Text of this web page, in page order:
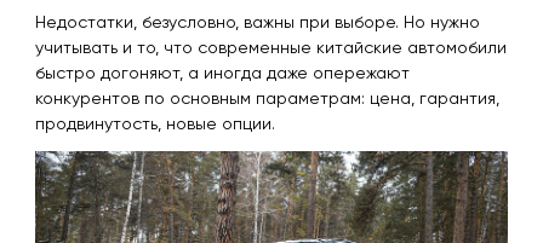
Недостатки, безусловно, важны при выборе. Но нужно
учитывать и то, что современные китайские автомобили
быстро догоняют, а иногда даже опережают
конкурентов по основным параметрам: цена, гарантия,
продвинутость, новые опции.